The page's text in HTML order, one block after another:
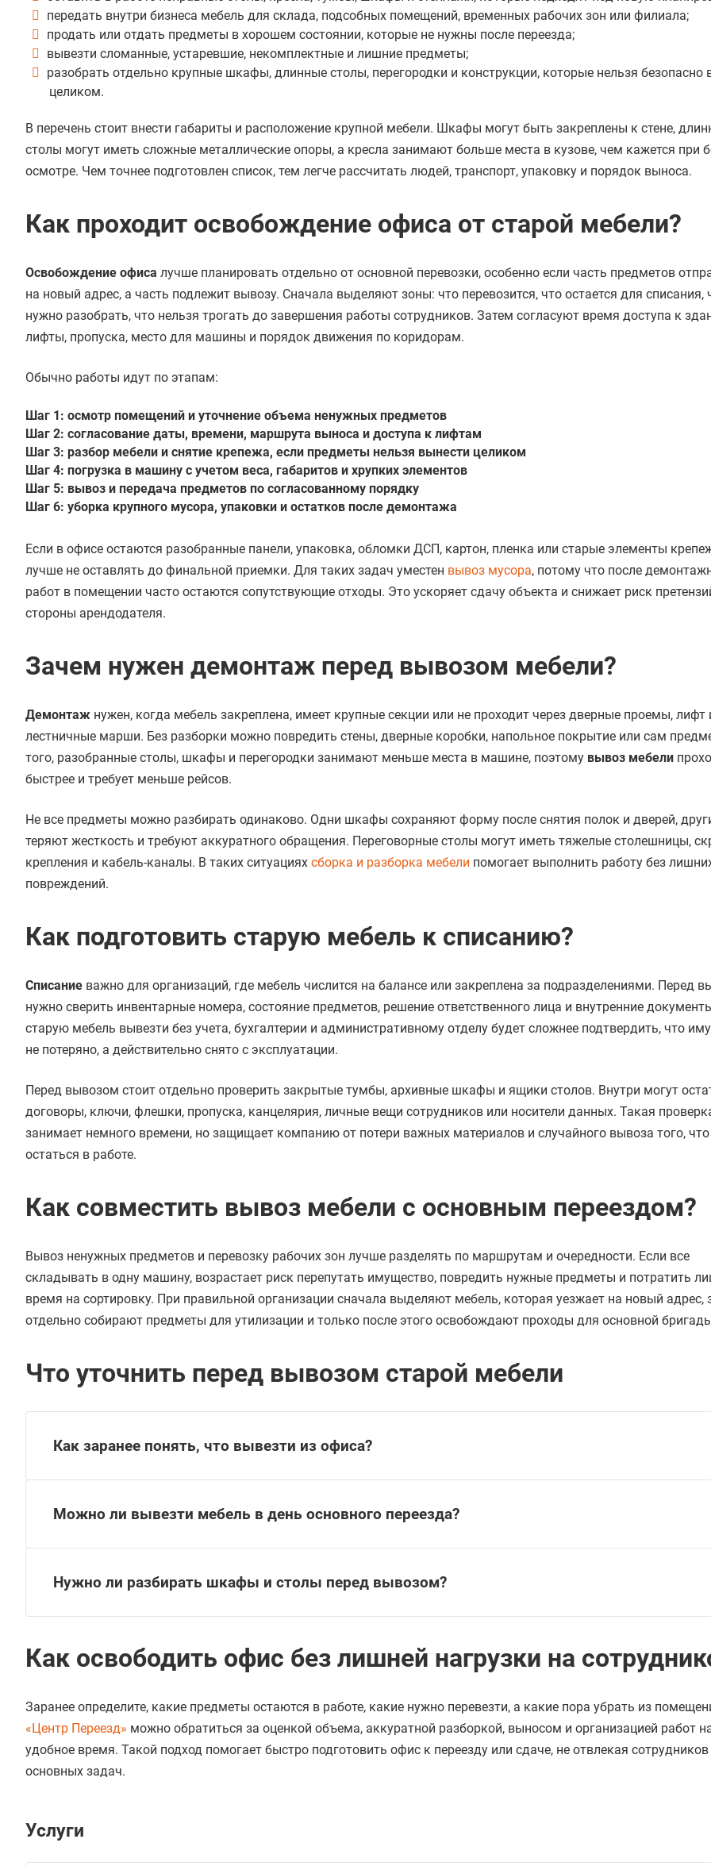
передать внутри бизнеса мебель для склада, подсобных помещений, временных рабочих зон или филиала;
продать или отдать предметы в хорошем состоянии, которые не нужны после переезда;
вывезти сломанные, устаревшие, некомплектные и лишние предметы;
разобрать отдельно крупные шкафы, длинные столы, перегородки и конструкции, которые нельзя безопасно
целиком.
В перечень стоит внести габариты и расположение крупной мебели. Шкафы могут быть закреплены к стене,
столы могут иметь сложные металлические опоры, а кресла занимают больше места в кузове, чем кажется при
осмотре. Чем точнее подготовлен список, тем легче рассчитать людей, транспорт, упаковку и порядок выноса.
Как проходит освобождение офиса от старой мебели?
Освобождение офиса лучше планировать отдельно от основной перевозки, особенно если часть предметов
на новый адрес, а часть подлежит вывозу. Сначала выделяют зоны: что перевозится, что остается для списания,
нужно разобрать, что нельзя трогать до завершения работы сотрудников. Затем согласуют время доступа к
лифты, пропуска, место для машины и порядок движения по коридорам.
Обычно работы идут по этапам:
Шаг 1: осмотр помещений и уточнение объема ненужных предметов
Шаг 2: согласование даты, времени, маршрута выноса и доступа к лифтам
Шаг 3: разбор мебели и снятие крепежа, если предметы нельзя вынести целиком
Шаг 4: погрузка в машину с учетом веса, габаритов и хрупких элементов
Шаг 5: вывоз и передача предметов по согласованному порядку
Шаг 6: уборка крупного мусора, упаковки и остатков после демонтажа
Если в офисе остаются разобранные панели, упаковка, обломки ДСП, картон, пленка или старые элементы
лучше не оставлять до финальной приемки. Для таких задач уместен вывоз мусора, потому что после
работ в помещении часто остаются сопутствующие отходы. Это ускоряет сдачу объекта и снижает риск
стороны арендодателя.
Зачем нужен демонтаж перед вывозом мебели?
Демонтаж нужен, когда мебель закреплена, имеет крупные секции или не проходит через дверные проемы, лифт
лестничные марши. Без разборки можно повредить стены, дверные коробки, напольное покрытие или сам
того, разобранные столы, шкафы и перегородки занимают меньше места в машине, поэтому вывоз мебели
быстрее и требует меньше рейсов.
Не все предметы можно разбирать одинаково. Одни шкафы сохраняют форму после снятия полок и дверей,
теряют жесткость и требуют аккуратного обращения. Переговорные столы могут иметь тяжелые столешницы,
крепления и кабель-каналы. В таких ситуациях сборка и разборка мебели помогает выполнить работу без
повреждений.
Как подготовить старую мебель к списанию?
Списание важно для организаций, где мебель числится на балансе или закреплена за подразделениями. Перед
нужно сверить инвентарные номера, состояние предметов, решение ответственного лица и внутренние
старую мебель вывезти без учета, бухгалтерии и административному отделу будет сложнее подтвердить, что
не потеряно, а действительно снято с эксплуатации.
Перед вывозом стоит отдельно проверить закрытые тумбы, архивные шкафы и ящики столов. Внутри могут
договоры, ключи, флешки, пропуска, канцелярия, личные вещи сотрудников или носители данных. Такая
занимает немного времени, но защищает компанию от потери важных материалов и случайного вывоза того,
остаться в работе.
Как совместить вывоз мебели с основным переездом?
Вывоз ненужных предметов и перевозку рабочих зон лучше разделять по маршрутам и очередности. Если все
складывать в одну машину, возрастает риск перепутать имущество, повредить нужные предметы и потратить
время на сортировку. При правильной организации сначала выделяют мебель, которая уезжает на новый адрес,
отдельно собирают предметы для утилизации и только после этого освобождают проходы для основной
Что уточнить перед вывозом старой мебели
Как заранее понять, что вывезти из офиса?
Можно ли вывезти мебель в день основного переезда?
Нужно ли разбирать шкафы и столы перед вывозом?
Как освободить офис без лишней нагрузки на
Заранее определите, какие предметы остаются в работе, какие нужно перевезти, а какие пора убрать из
«Центр Переезд» можно обратиться за оценкой объема, аккуратной разборкой, выносом и организацией работ
удобное время. Такой подход помогает быстро подготовить офис к переезду или сдаче, не отвлекая сотрудников
основных задач.
Услуги